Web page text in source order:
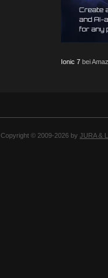
Ionic 7 bei
Copyright © 2009-2026 by JURA &